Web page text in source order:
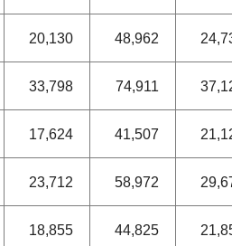
20,130 48,962
33,798 74,911
17,624 41,507
23,712 58,972
18,855 44,825